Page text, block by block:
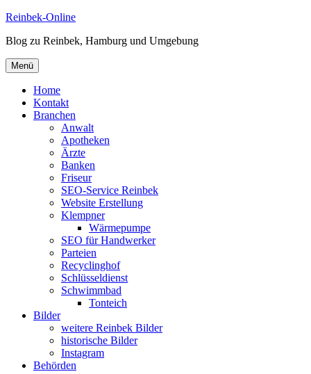
Zum
springen
Reinbek-Online
Blog zu Reinbek, Hamburg und Umgebung
Menü
Home
Kontakt
Branchen
Anwalt
Apotheken
Ärzte
Banken
Friseur
SEO-Service Reinbek
Website Erstellung
Klempner
Wärmepumpe
SEO für Handwerker
Parteien
Recyclinghof
Schlüsseldienst
Schwimmbad
Tonteich
Bilder
weitere Reinbek Bilder
historische Bilder
Instagram
Behörden